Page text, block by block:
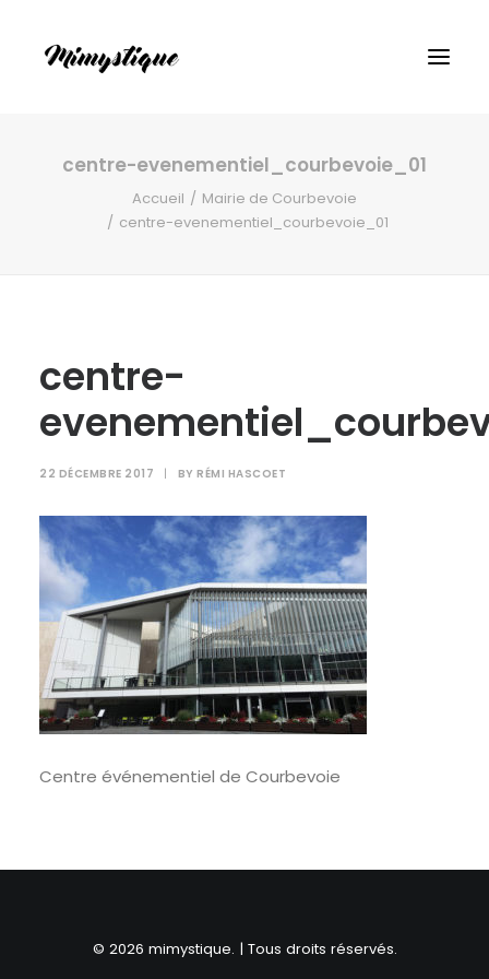
RECHERCHE
centre-evenementiel_courbevoie_01
Accueil
Mairie de Courbevoie
centre-evenementiel_courbevoie_01
centre-
22 DÉCEMBRE 2017 | BY RÉMI HASCOET
Centre événementiel de Courbevoie
© 2026 mimystique. | Tous droits réservés.